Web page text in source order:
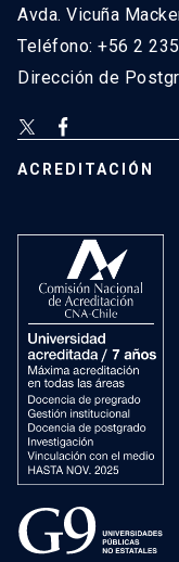
Avda. Vicuña
Teléfono: +56 2
Dirección de
ACREDITACIÓN